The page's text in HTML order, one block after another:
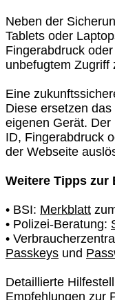
Neben der
Tablets oder
Fingerabdruck
unbefugtem Zugriff
Eine
Diese ersetzen
eigenen Gerät.
ID, Fingerabdruck
der Webseite
Weitere Tipps zur
• BSI: Merkblatt
• Polizei-Beratung:
•
Passkeys und
Detaillierte
Empfehlungen zur